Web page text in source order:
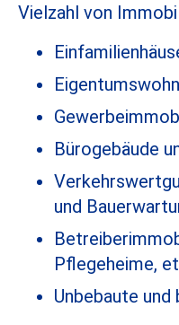
Vielzahl von
Bürogebäude
und
Pflegeheime,
Unbebaute